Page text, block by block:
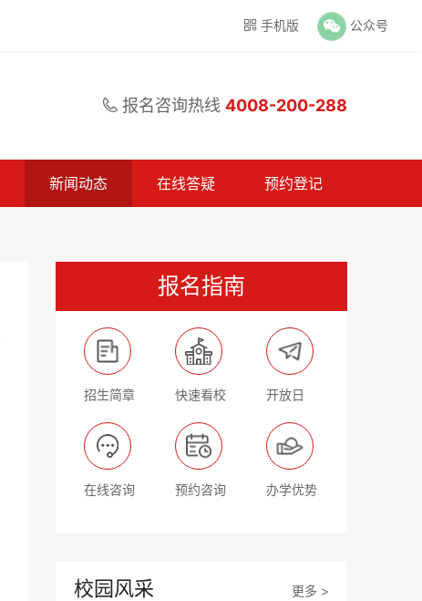
 手机版 公众号
 报名咨询热线 4008-200-288
新闻动态 在线答疑 预约登记
报名指南
招生简章 快速看校 开放日
在线咨询 预约咨询 办学优势
校园风采 更多 >